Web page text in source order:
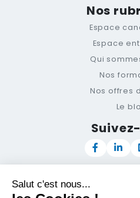
Nos
Espace
Espace
Qui
Nos
Nos offres
Le